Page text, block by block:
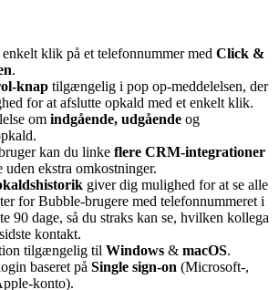
klik på et telefonnummer med Click &
.
knap tilgængelig i pop op-meddelelsen, der
for at afslutte opkald med et enkelt klik.
om indgående, udgående og
kan du linke flere CRM-integrationer
ekstra omkostninger.
giver dig mulighed for at se alle
for Bubble-brugere med telefonnummeret i
90 dage, så du straks kan se, hvilken kollega
kontakt.
tilgængelig til Windows & macOS.
baseret på Single sign-on (Microsoft-,
konto).